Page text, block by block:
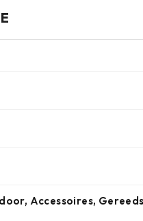
Accessoires,